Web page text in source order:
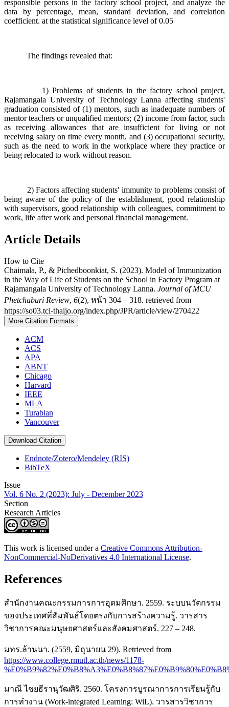
responsible persons in the factory school project, and analyze the
data by percentage, mean, standard deviation, and correlation
coefficient. at the statistical significance level of 0.05
The findings revealed that:
1) Problems of students in the factory school project,
Rajamangala University of Technology Lanna affecting students'
graduation consisted of (1) mentors, such as inadequate numbers of
mentor teachers or unqualified mentors; (2) income from factor, such
as receiving allowances that are insufficient for living or not
receiving salary on time every month, and (3) occupational security,
such as the need to work in the workplace where they practice or
being relocated to work without reason.
2) Factors affecting students' immunity to problems consist of
being aware of the policy of the establishment, good relationship
with supervisors, good relationship with colleagues, commitment to
work, life after work and personal financial management.
Article Details
How to Cite
Chaimala, P., & Pichedboonkiat, S. (2023). Model of Immunization
in the Way of Life of Students on the School in Factory Program at
Rajamangala University of Technology Lanna. Journal of MCU
Phetchaburi Review, 6(2), หน้า 304 – 318. retrieved from
https://so03.tci-thaijo.org/index.php/JPR/article/view/270422
More Citation Formats
ACM
ACS
APA
ABNT
Chicago
Harvard
IEEE
MLA
Turabian
Vancouver
Download Citation
Endnote/Zotero/Mendeley (RIS)
BibTeX
Issue
Vol. 6 No. 2 (2023): July - December 2023
Section
Research Articles
This work is licensed under a Creative Commons Attribution-
NonCommercial-NoDerivatives 4.0 International License.
References
สำนักงานคณะกรรมการการอุดมศึกษา. 2559. ระบบนวัตกรรม
ของประเทศที่สัมพันธ์โดยตรงกับการสร้างความรู้. วารสาร
วิชาการคณะมนุษยศาสตร์และสังคมศาสตร์. 227 – 248.
มทร.ล้านนา. (2559, มิถุนายน 29). Retrieved from
https://www.college.rmutl.ac.th/news/1178-
มาณี ไชยธีรานุวัฒศิริ. 2560. โครงการบูรณาการการเรียนรู้กับ
การทำงาน (Work-integrated Learning: WiL). วารสารวิชาการ